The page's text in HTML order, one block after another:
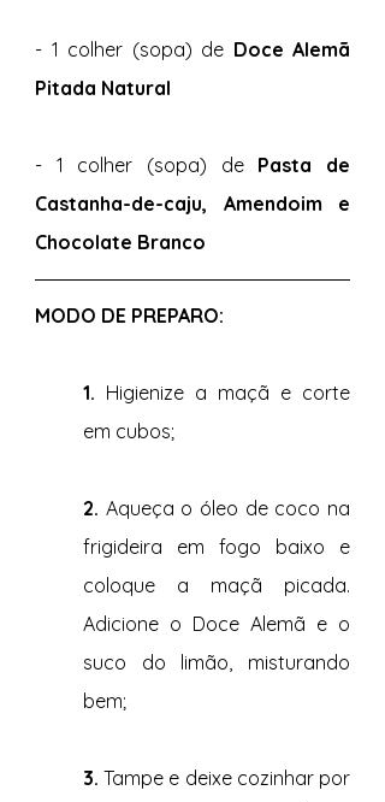
- 1 colher (sopa) de Doce Alemã
Pitada Natural
- 1 colher (sopa) de Pasta de
Castanha-de-caju, Amendoim e
Chocolate Branco
MODO DE PREPARO:
1. Higienize a maçã e corte
em cubos;
2. Aqueça o óleo de coco na
frigideira em fogo baixo e
coloque a maçã picada.
Adicione o Doce Alemã e o
suco do limão, misturando
bem;
3. Tampe e deixe cozinhar por